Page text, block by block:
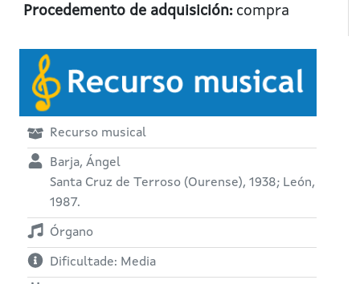
Procedemento de adquisición:compra
Recurso musical
Barja, Ángel
Santa Cruz de Terroso (Ourense), 1938; León,
1987.
Órgano
Dificultade: Media